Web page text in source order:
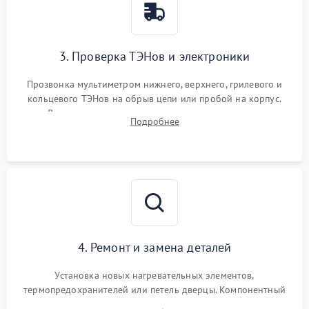
3. Проверка ТЭНов и электроники
Прозвонка мультиметром нижнего, верхнего, грилевого и
кольцевого ТЭНов на обрыв цепи или пробой на корпус.
Диагностика термостата, датчиков температуры,
переключателя режимов и мотора конвекции.
Подробнее
4. Ремонт и замена деталей
Установка новых нагревательных элементов,
термопредохранителей или петель дверцы. Компонентный